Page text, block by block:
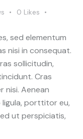
0 Likes
sed elementum
nisi in consequat.
sollicitudin,
Cras
nisi. Aenean
ligula, porttitor eu,
ut perspiciatis,